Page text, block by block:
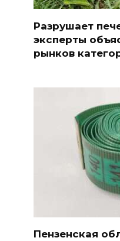
Разрушает
эксперты
рынков
Пензенская